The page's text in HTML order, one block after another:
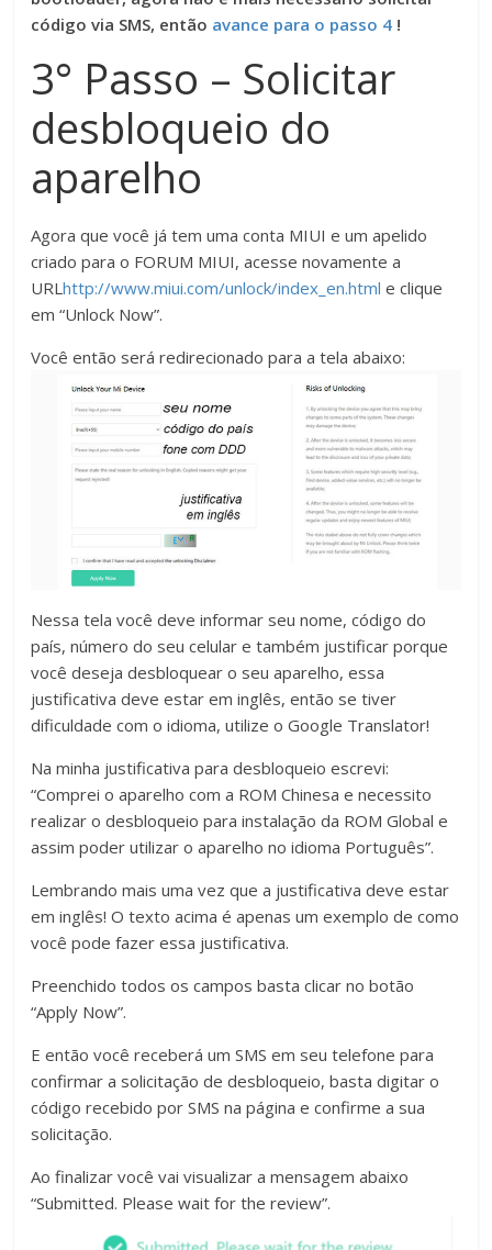
código via SMS, então avance para o passo 4 !
3° Passo – Solicitar
desbloqueio do
aparelho
Agora que você já tem uma conta MIUI e um apelido
criado para o FORUM MIUI, acesse novamente a
URLhttp://www.miui.com/unlock/index_en.html e clique
em “Unlock Now”.
Você então será redirecionado para a tela abaixo:
Nessa tela você deve informar seu nome, código do
país, número do seu celular e também justificar porque
você deseja desbloquear o seu aparelho, essa
justificativa deve estar em inglês, então se tiver
dificuldade com o idioma, utilize o Google Translator!
Na minha justificativa para desbloqueio escrevi:
“Comprei o aparelho com a ROM Chinesa e necessito
realizar o desbloqueio para instalação da ROM Global e
assim poder utilizar o aparelho no idioma Português”.
Lembrando mais uma vez que a justificativa deve estar
em inglês! O texto acima é apenas um exemplo de como
você pode fazer essa justificativa.
Preenchido todos os campos basta clicar no botão
“Apply Now”.
E então você receberá um SMS em seu telefone para
confirmar a solicitação de desbloqueio, basta digitar o
código recebido por SMS na página e confirme a sua
solicitação.
Ao finalizar você vai visualizar a mensagem abaixo
“Submitted. Please wait for the review”.